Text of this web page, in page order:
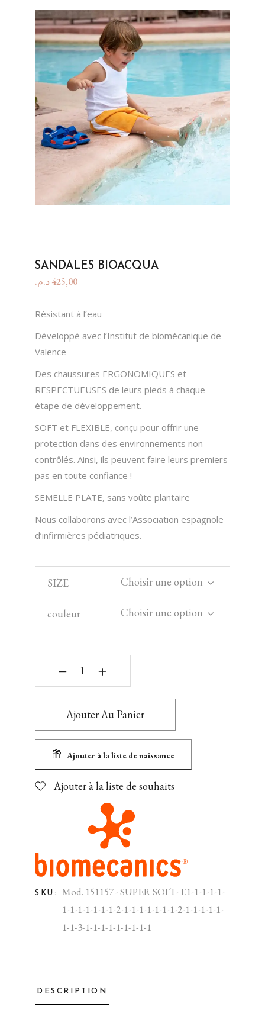
SANDALES BIOACQUA
425,00 د.م.
Résistant à l’eau
Développé avec l’Institut de biomécanique de
Valence
Des chaussures ERGONOMIQUES et
RESPECTUEUSES de leurs pieds à chaque
étape de développement.
SOFT et FLEXIBLE, conçu pour offrir une
protection dans des environnements non
contrôlés. Ainsi, ils peuvent faire leurs premiers
pas en toute confiance !
SEMELLE PLATE, sans voûte plantaire
Nous collaborons avec l’Association espagnole
d’infirmières pédiatriques.
SIZE Choisir une option
couleur Choisir une option
‒ +
Ajouter Au Panier
Ajouter à la liste de naissance
Ajouter à la liste de souhaits
SKU:
Mod. 151157 - SUPER SOFT- E1-1-1-1-1-
1-1-1-1-1-1-1-2-1-1-1-1-1-1-1-2-1-1-1-1-1-
1-1-3-1-1-1-1-1-1-1-1-1
DESCRIPTION